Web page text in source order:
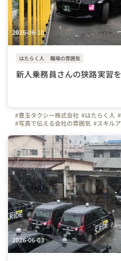
2026-06-10
はたらく人 職場の雰囲気
新人乗務員さんの狭路実習
#豊玉タクシー株式会社 #はたらく人
#写真で伝える会社の雰囲気 #スキル
2026-06-03